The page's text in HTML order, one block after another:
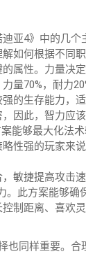
亚4》中的几个
如何根据不同职
属性。力量决
70%，耐力
的生存能力，
因此，智力应
能够最大化法
性强的玩家来
敏捷提高攻击
。此方案能够
制距离、喜欢灵
也同样重要。合